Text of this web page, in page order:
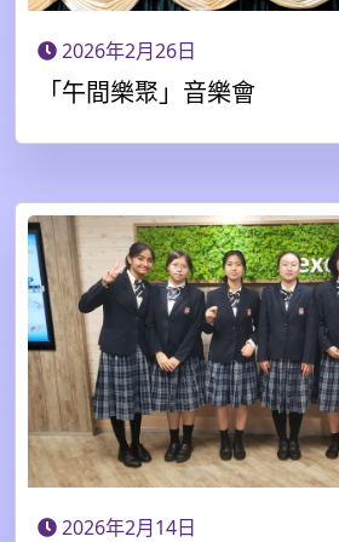
2026年2月26日
「午間樂聚」音樂會
2026年2月14日